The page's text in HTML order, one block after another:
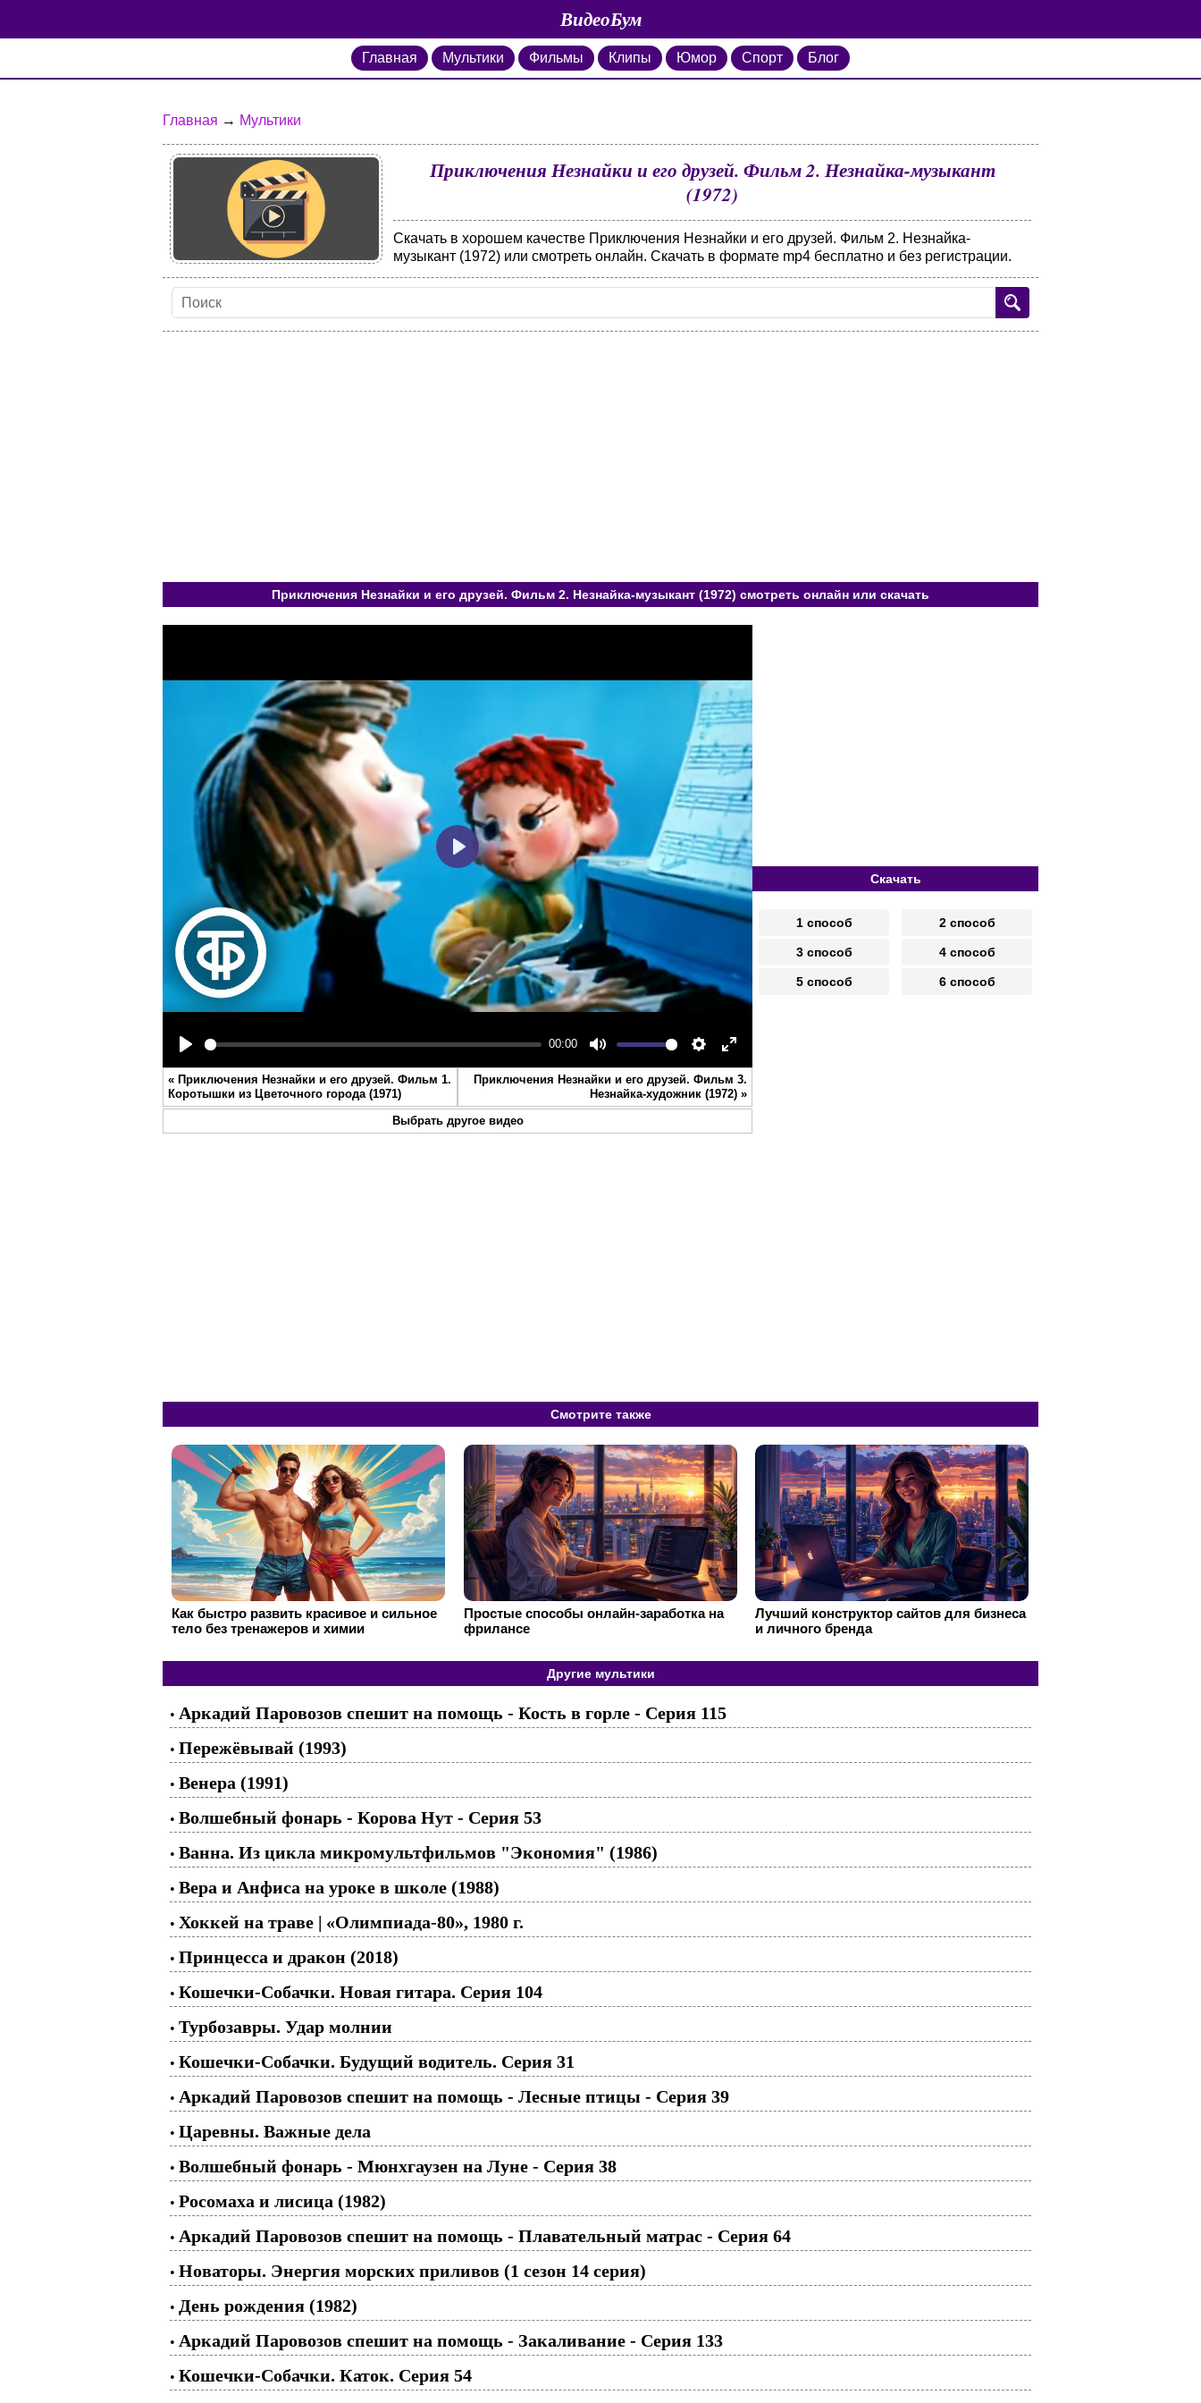
ВидеоБум
Главная Мультики Фильмы Клипы Юмор Спорт Блог
Главная → Мультики
Приключения Незнайки и его друзей. Фильм 2. Незнайка-музыкант
(1972)
Скачать в хорошем качестве Приключения Незнайки и его друзей. Фильм 2. Незнайка-
музыкант (1972) или смотреть онлайн. Скачать в формате mp4 бесплатно и без регистрации.
Приключения Незнайки и его друзей. Фильм 2. Незнайка-музыкант (1972) смотреть онлайн или скачать
Play
00:00
Mute Settings
Enter
fullscreen
Play
« Приключения Незнайки и его друзей. Фильм 1.
Коротышки из Цветочного города (1971)
Приключения Незнайки и его друзей. Фильм 3.
Незнайка-художник (1972) »
Выбрать другое видео
Скачать
1 способ 2 способ
3 способ 4 способ
5 способ 6 способ
Смотрите также
Как быстро развить красивое и сильное
тело без тренажеров и химии
Простые способы онлайн-заработка на
фрилансе
Лучший конструктор сайтов для бизнеса
и личного бренда
Другие мультики
• Аркадий Паровозов спешит на помощь - Кость в горле - Серия 115
• Пережёвывай (1993)
• Венера (1991)
• Волшебный фонарь - Корова Нут - Серия 53
• Ванна. Из цикла микромультфильмов "Экономия" (1986)
• Вера и Анфиса на уроке в школе (1988)
• Хоккей на траве | «Олимпиада-80», 1980 г.
• Принцесса и дракон (2018)
• Кошечки-Собачки. Новая гитара. Серия 104
• Турбозавры. Удар молнии
• Кошечки-Собачки. Будущий водитель. Серия 31
• Аркадий Паровозов спешит на помощь - Лесные птицы - Серия 39
• Царевны. Важные дела
• Волшебный фонарь - Мюнхгаузен на Луне - Серия 38
• Росомаха и лисица (1982)
• Аркадий Паровозов спешит на помощь - Плавательный матрас - Серия 64
• Новаторы. Энергия морских приливов (1 сезон 14 серия)
• День рождения (1982)
• Аркадий Паровозов спешит на помощь - Закаливание - Серия 133
• Кошечки-Собачки. Каток. Серия 54